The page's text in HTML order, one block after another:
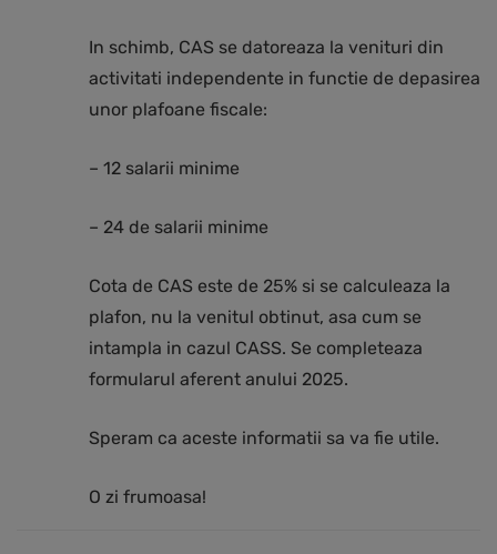
In schimb, CAS se datoreaza la venituri din
activitati independente in functie de depasirea
unor plafoane fiscale:
– 12 salarii minime
– 24 de salarii minime
Cota de CAS este de 25% si se calculeaza la
plafon, nu la venitul obtinut, asa cum se
intampla in cazul CASS. Se completeaza
formularul aferent anului 2025.
Speram ca aceste informatii sa va fie utile.
O zi frumoasa!